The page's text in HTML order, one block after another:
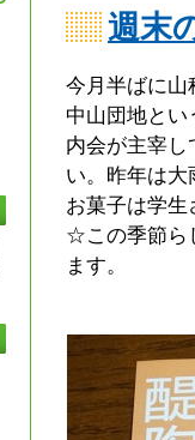
週末
今月半ばに山
中山団地と
内会が主宰
い。昨年は
お菓子は学
☆この季節ら
ます。